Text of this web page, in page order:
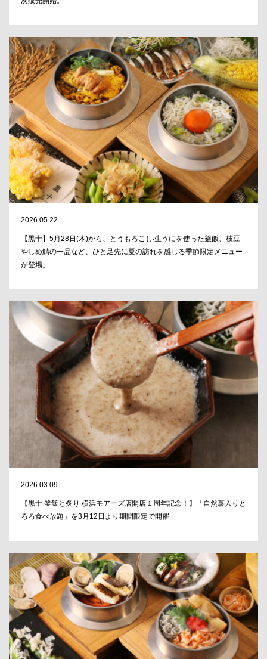
2026.05.22
【黒⼗】5⽉28⽇(⽊)から、とうもろこし‧⽣うにを使った釜飯、枝⾖
やしめ鯖の一品など、ひと足先に夏の訪れを感じる季節限定メニュー
が登場。
2026.03.09
【黒十 釜飯と炙り 横浜モアーズ店開店１周年記念！】「自然薯入りと
ろろ食べ放題」を3月12日より期間限定で開催